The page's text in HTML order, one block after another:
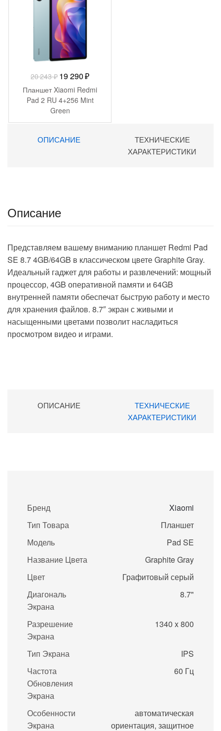
20 243₽ Первоначальная
цена
составляла
20
243 ₽.
19 290₽Текущая
цена:
19
Планшет Xiaomi Redmi
Pad 2 RU 4+256 Mint
Green
ОПИСАНИЕ
ТЕХНИЧЕСКИЕ
ХАРАКТЕРИСТИКИ
Описание
Представляем вашему вниманию планшет Redmi Pad
SE 8.7 4GB/64GB в классическом цвете Graphite Gray.
Идеальный гаджет для работы и развлечений: мощный
процессор, 4GB оперативной памяти и 64GB
внутренней памяти обеспечат быструю работу и место
для хранения файлов. 8.7″ экран с живыми и
насыщенными цветами позволит насладиться
просмотром видео и играми.
ОПИСАНИЕ
ТЕХНИЧЕСКИЕ
ХАРАКТЕРИСТИКИ
Бренд
Xiaomi
Тип Товара
Планшет
Модель
Pad SE
Название Цвета
Graphite Gray
Цвет
Графитовый серый
Диагональ
Экрана
8.7"
Разрешение
Экрана
1340 x 800
Тип Экрана
IPS
Частота
Обновления
Экрана
60 Гц
Особенности
Экрана
автоматическая
ориентация, защитное